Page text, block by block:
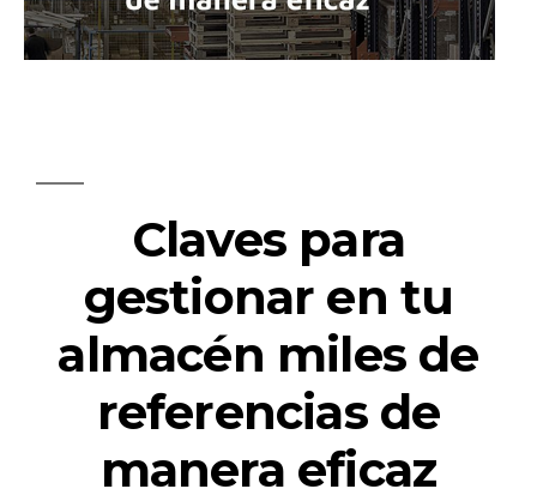
Claves para
gestionar en tu
almacén miles de
referencias de
manera eficaz